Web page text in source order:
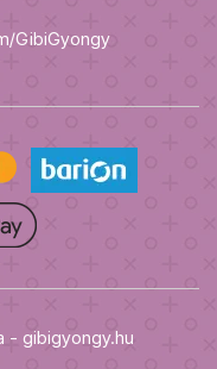
GibiGyongy
- gibigyongy.hu